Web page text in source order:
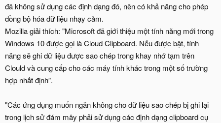
đã không sử dụng các định dạng đó, nên có khả năng cho phép
đồng bộ hóa dữ liệu nhạy cảm.
Mozilla giải thích: "Microsoft đã giới thiệu một tính năng mới trong
Windows 10 được gọi là Cloud Clipboard. Nếu được bật, tính
năng sẽ ghi dữ liệu được sao chép trong khay nhớ tạm trên
Clould và cung cấp cho các máy tính khác trong một số trường
hợp nhất định”.
"Các ứng dụng muốn ngăn không cho dữ liệu sao chép bị ghi lại
trong lịch sử đám mây phải sử dụng các định dạng clipboard cụ